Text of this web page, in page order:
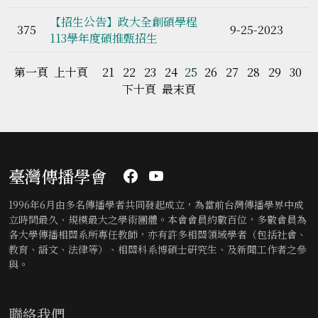
375
【招生公告】政大全創碩學程
113學年度碩推甄招生
9-25-2023
第一頁 上十頁 21 22 23 24 25 26 27 28 29 30
下十頁 最末頁
臺灣傳播學會
1996年6月由多名傳播學者共同發起成立，為當前台灣傳播學界中成
立時間最久、規模最大之學術團體。本會會員約數百位，多數會員為
各大學傳播相關系所專任教師，亦有許多相關領域學者（包括社會、
教育、語文、法律等）、相關科系博碩士研究生、及新聞工作者之參
與。